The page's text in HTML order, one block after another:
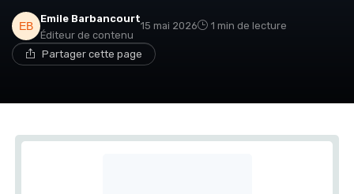
Emile Barbancourt
Éditeur de contenu
15 mai 2026 1 min de lecture
Partager cette page